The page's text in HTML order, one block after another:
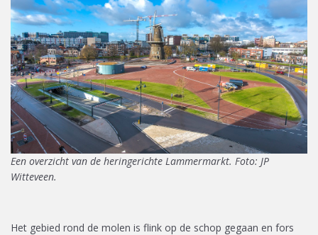
Een overzicht van de heringerichte Lammermarkt. Foto: JP
Witteveen.
Het gebied rond de molen is flink op de schop gegaan en fors